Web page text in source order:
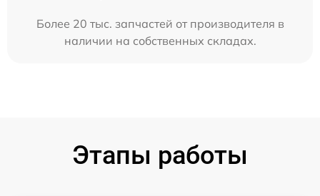
Более 20 тыс. запчастей от производителя в
наличии на собственных складах.
Этапы работы